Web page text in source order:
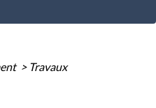
> Travaux